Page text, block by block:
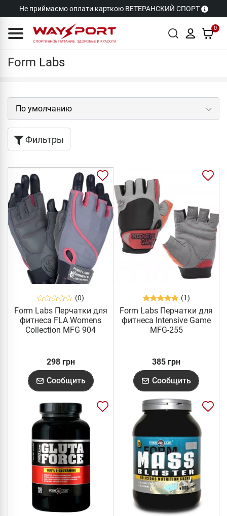
Не приймаємо оплати карткою ВЕТЕРАНСКИЙ СПОРТ
0
Бренды Form Labs
Form Labs
Фильтры
(0)
Form Labs Перчатки для
фитнеса FLA Womens
Collection MFG 904
298 грн
Сообщить
(1)
Form Labs Перчатки для
фитнеса Intensive Game
MFG-255
385 грн
Сообщить